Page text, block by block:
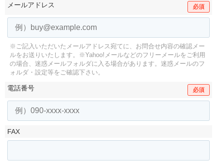
メールアドレス 必須
※ご記入いただいたメールアドレス宛てに、お問合せ内容の確認メー
ルをお送りいたします。
※Yahoo!メールなどのフリーメールをご利用
の場合、迷惑メールフォルダに入る場合があります。 迷惑メールのフ
ォルダ・設定等をご確認下さい。
電話番号 必須
FAX